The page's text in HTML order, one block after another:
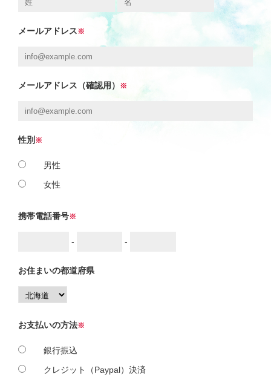
引き寄せブログ
お客様の声
お問い合わせ
会社概要
特定商取引法に基づく表示
メールアドレス※
メールアドレス（確認用） ※
性別 ※
男性
女性
携帯電話番号※
- -
お住まいの都道府県
お支払いの方法※
銀行振込
クレジット（Paypal）決済